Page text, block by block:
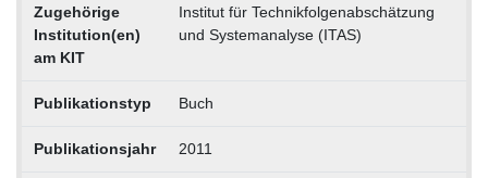
Zugehörige
Institution(en)
am KIT
Institut für Technikfolgenabschätzung
und Systemanalyse (ITAS)
Publikationstyp Buch
Publikationsjahr 2011